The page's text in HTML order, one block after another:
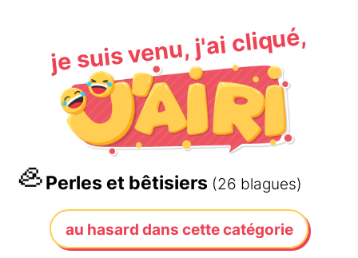
je suis venu, j'ai cliqué,
🦪Perles et bêtisiers (26 blagues)
au hasard dans cette catégorie